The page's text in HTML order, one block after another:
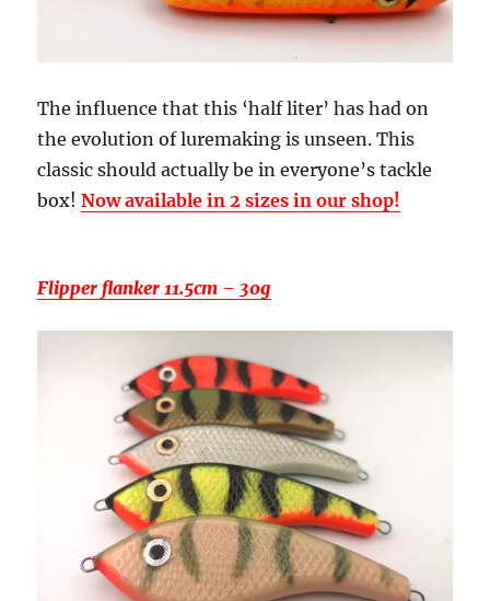
The influence that this ‘half liter’ has had on
the evolution of luremaking is unseen. This
classic should actually be in everyone’s tackle
box!Now available in 2 sizes in our shop!
Flipper flanker 11.5cm – 30g